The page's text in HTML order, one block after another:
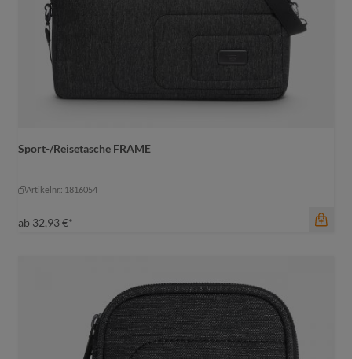
schwarz-grau meliert
schwarz-grau meliert
Sport-/Reisetasche FRAME
Artikelnr.: 1816054
ab 32,93 €*